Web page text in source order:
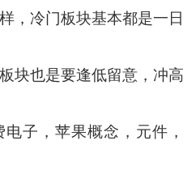
冷门板块基本都是一日
也是要逢低留意，冲高
子，苹果概念，元件，